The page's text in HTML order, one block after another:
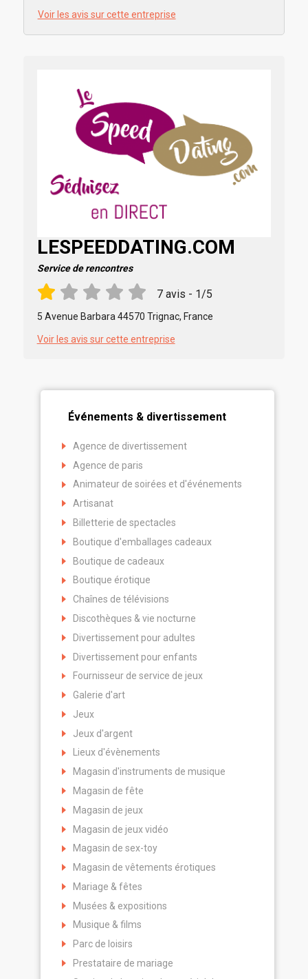
Voir les avis sur cette entreprise
LESPEEDDATING.COM
Service de rencontres
7 avis - 1/5
5 Avenue Barbara 44570 Trignac, France
Voir les avis sur cette entreprise
Événements & divertissement
Agence de divertissement
Agence de paris
Animateur de soirées et d'événements
Artisanat
Billetterie de spectacles
Boutique d'emballages cadeaux
Boutique de cadeaux
Boutique érotique
Chaînes de télévisions
Discothèques & vie nocturne
Divertissement pour adultes
Divertissement pour enfants
Fournisseur de service de jeux
Galerie d'art
Jeux
Jeux d'argent
Lieux d'évènements
Magasin d'instruments de musique
Magasin de fête
Magasin de jeux
Magasin de jeux vidéo
Magasin de sex-toy
Magasin de vêtements érotiques
Mariage & fêtes
Musées & expositions
Musique & films
Parc de loisirs
Prestataire de mariage